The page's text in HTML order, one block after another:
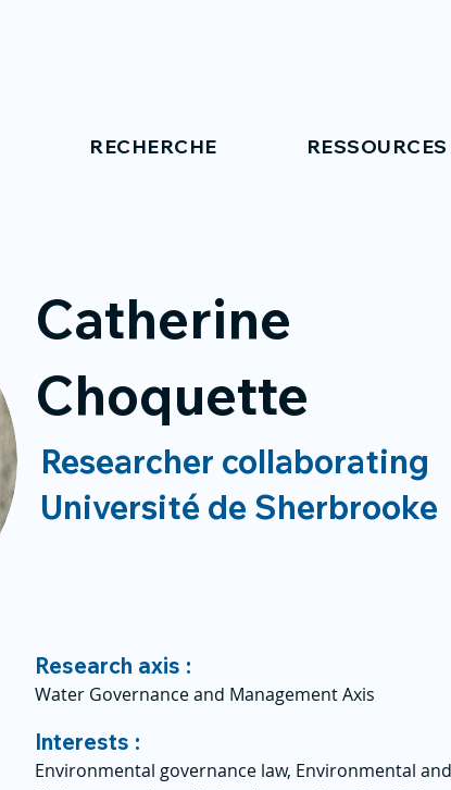
RECHERCHE RESSOURCES
Catherine
Choquette
Researcher collaborating
Université de Sherbrooke
Research axis :
Water Governance and Management Axis
Interests :
Environmental governance law, Environmental